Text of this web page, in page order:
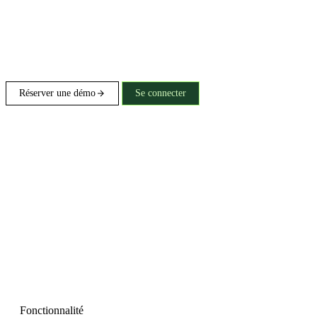
Réserver une démo Se connecter
Fonctionnalité